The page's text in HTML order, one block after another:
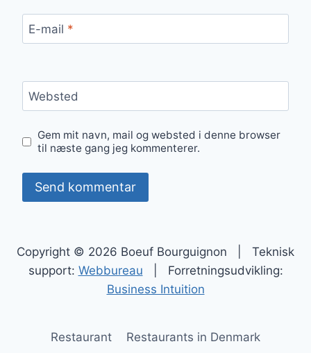
E-mail *
Websted
Gem mit navn, mail og websted i denne browser
til næste gang jeg kommenterer.
Copyright © 2026 Boeuf Bourguignon | Teknisk
support: Webbureau | Forretningsudvikling:
Business Intuition
Restaurant Restaurants in Denmark